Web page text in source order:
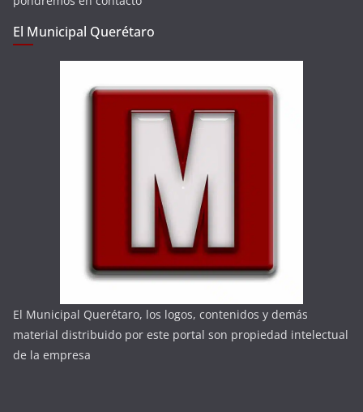
El Municipal Querétaro
El Municipal Querétaro, los logos, contenidos y demás
material distribuido por este portal son propiedad intelectual
de la empresa